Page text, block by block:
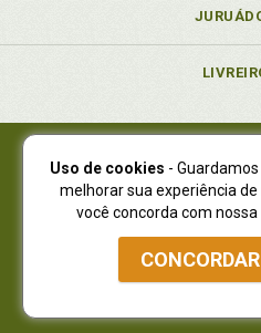
Juruá Editora Ltda.,
Juruá Informática Ltda.,
NOVO ENDEREÇO:R. Flávio
Curitiba - Paraná -
Atendimento: (41) 4009-3900|
Atendimento
Uso de cookies -
melhorar sua experiência
você concorda com nossa